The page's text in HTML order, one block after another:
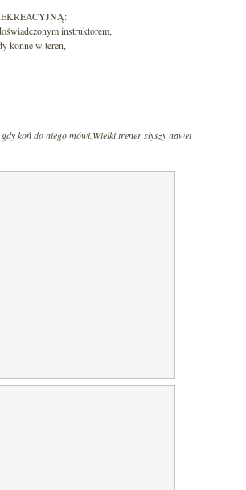
instruktorem,
konne w teren,
koń do niego mówi.Wielki trener słyszy nawet